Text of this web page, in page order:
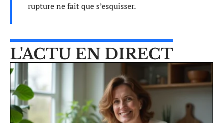
rupture ne fait que s’esquisser.
L'ACTU EN DIRECT